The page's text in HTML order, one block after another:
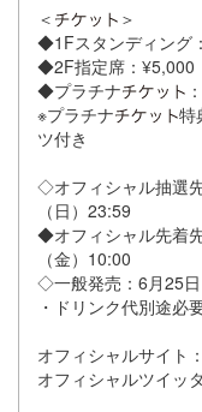
＜
＞
◆1Fスタンディング
◆2F指定席：¥5,000
◆プラチナ
※プラチナ
特
ツ付き
◇オフィシャル抽選
（日）23:59
◆オフィシャル先着
（金）10:00
◇一般発売：6月25
・ドリンク代別途
オフィシャルサイト：
オフィシャルツイッ